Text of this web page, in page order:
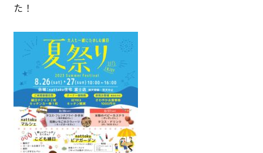
徹底したコストダウンの追求
頑丈で長持ちの外壁
2030年の省エネ基準住宅
100年点検住宅
た！